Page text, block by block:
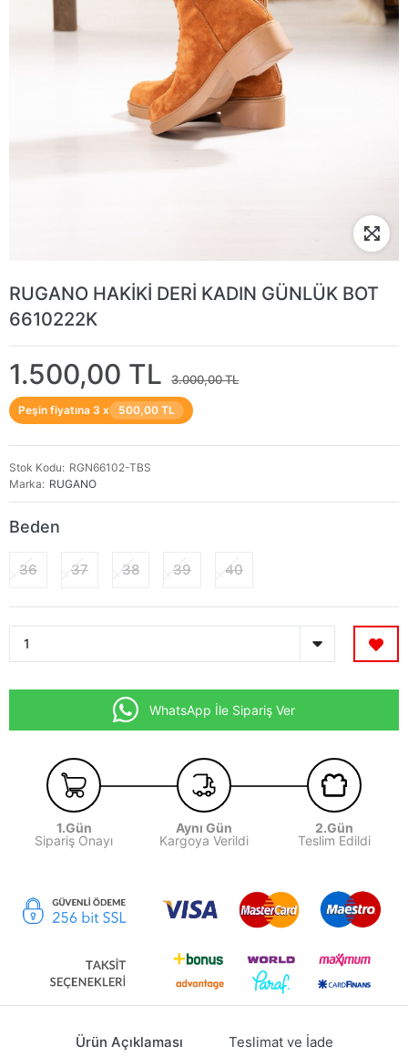
RUGANO HAKİKİ DERİ KADIN GÜNLÜK BOT
6610222K
1.500,00 TL 3.000,00 TL
Peşin fiyatına 3 x 500,00 TL
Stok Kodu
RGN66102-TBS
Marka
RUGANO
Beden
36 37 38 39 40
WhatsApp İle Sipariş Ver
1.Gün
Sipariş Onayı
Aynı Gün
Kargoya Verildi
2.Gün
Teslim Edildi
Ürün Açıklaması Teslimat ve İade